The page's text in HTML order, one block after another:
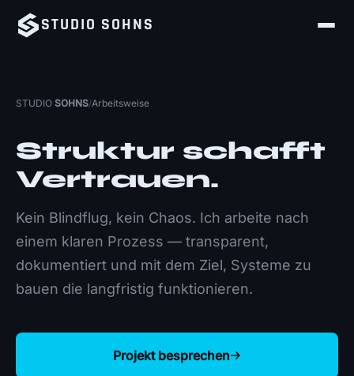
STUDIO SOHNS
STUDIO SOHNS/Arbeitsweise
Struktur schafft
Vertrauen.
Kein Blindflug, kein Chaos. Ich arbeite nach
einem klaren Prozess — transparent,
dokumentiert und mit dem Ziel, Systeme zu
bauen die langfristig funktionieren.
Projekt besprechen